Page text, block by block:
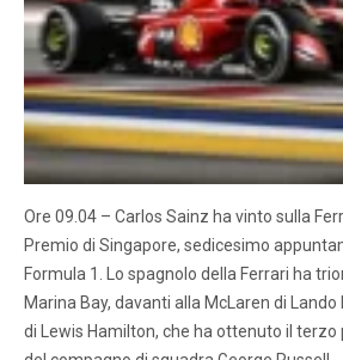
Ore 09.04 – Carlos Sainz ha vinto sulla
Premio di Singapore, sedicesimo
Formula 1. Lo spagnolo della Ferrari ha
Marina Bay, davanti alla McLaren di
di Lewis Hamilton, che ha ottenuto il terzo